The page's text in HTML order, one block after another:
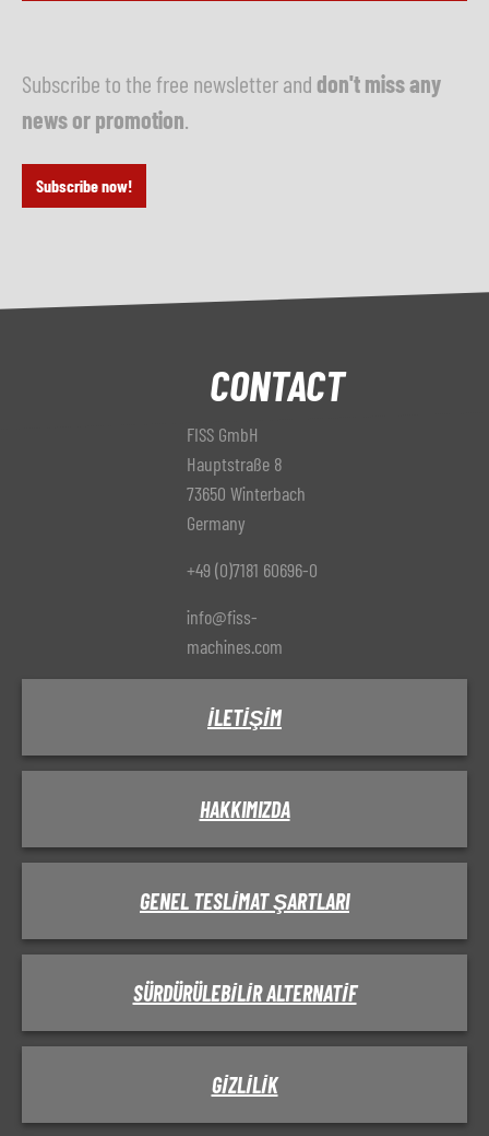
Subscribe to the free newsletter and don't miss any
news or promotion
Subscribe now!
CONTACT
FISS GmbH
Hauptstraße 8
73650 Winterbach
Germany
+49 (0)7181 60696-0
info@fiss-
machines.com
İLETIŞIM
HAKKIMIZDA
GENEL TESLIMAT ŞARTLARI
SÜRDÜRÜLEBILIR ALTERNATIF
GIZLILIK